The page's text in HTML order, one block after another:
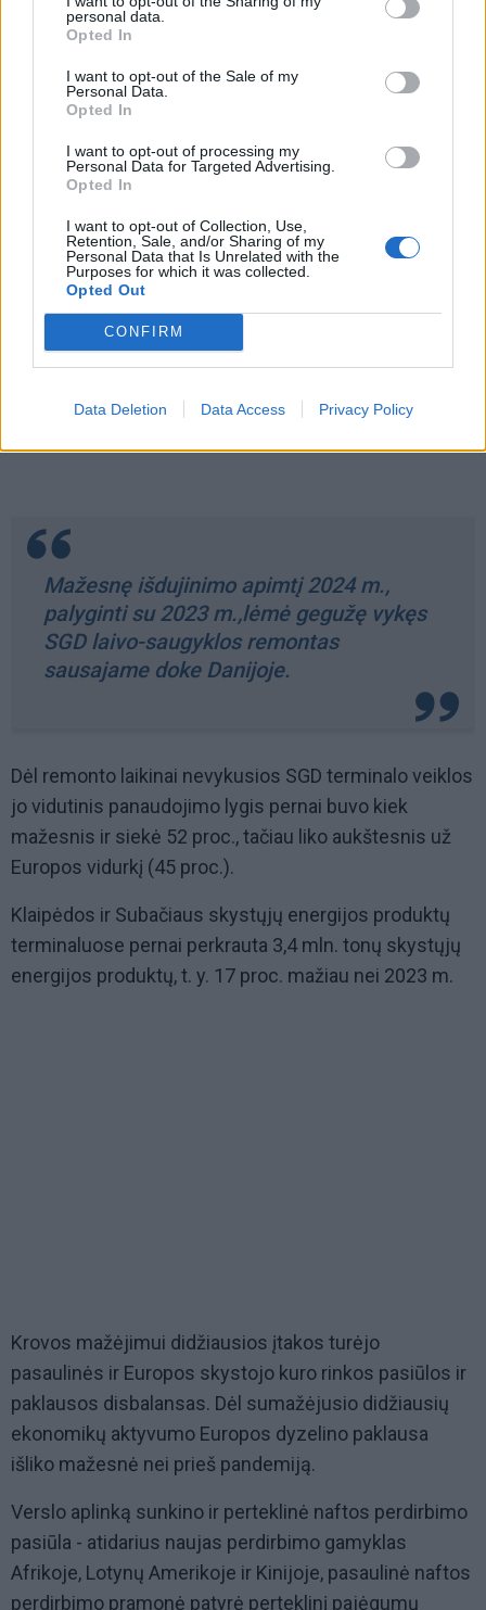
personal data.
Opted In
I want to opt-out of the Sale of my
Personal Data.
Opted In
I want to opt-out of processing my
Personal Data for Targeted Advertising.
Opted In
I want to opt-out of Collection, Use,
Retention, Sale, and/or Sharing of my
Personal Data that Is Unrelated with the
Purposes for which it was collected.
Opted Out
CONFIRM
Data Deletion Data Access Privacy Policy
Kiek pernai perpumpuota naftos produktų, SGD?
Per 2024 m. Klaipėdos SGD terminale išdujinta ir
perkrauta 27,7 TWh SGD, o 2023 m. - 33,7 TWh.
laivo-saugyklos remontas sausajame doke Danijoje.
Mažesnę išdujinimo apimtį 2024 m.,
palyginti su 2023 m.,lėmė gegužę vykęs
SGD laivo-saugyklos remontas
sausajame doke Danijoje.
Dėl remonto laikinai nevykusios SGD terminalo veiklos
jo vidutinis panaudojimo lygis pernai buvo kiek
mažesnis ir siekė 52 proc., tačiau liko aukštesnis už
Europos vidurkį (45 proc.).
Klaipėdos ir Subačiaus skystųjų energijos produktų
terminaluose pernai perkrauta 3,4 mln. tonų skystųjų
energijos produktų, t. y. 17 proc. mažiau nei 2023 m.
Krovos mažėjimui didžiausios įtakos turėjo
pasaulinės ir Europos skystojo kuro rinkos pasiūlos ir
paklausos disbalansas. Dėl sumažėjusio didžiausių
ekonomikų aktyvumo Europos dyzelino paklausa
išliko mažesnė nei prieš pandemiją.
Verslo aplinką sunkino ir perteklinė naftos perdirbimo
pasiūla - atidarius naujas perdirbimo gamyklas
Afrikoje, Lotynų Amerikoje ir Kinijoje, pasaulinė naftos
perdirbimo pramonė patyrė perteklinį pajėgumų